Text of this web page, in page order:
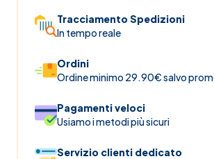
Tracciamento Spedizioni
In tempo reale
Ordini
Ordine minimo 29.90€ salvo
Pagamenti veloci
Usiamo i metodi più sicuri
Servizio clienti dedicato